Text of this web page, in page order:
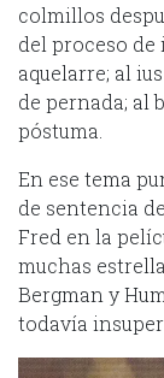
colmillos
del proceso
aquelarre; al
de pernada; al
póstuma.
En ese tema
de sentencia
Fred en la
muchas
Bergman y
todavía